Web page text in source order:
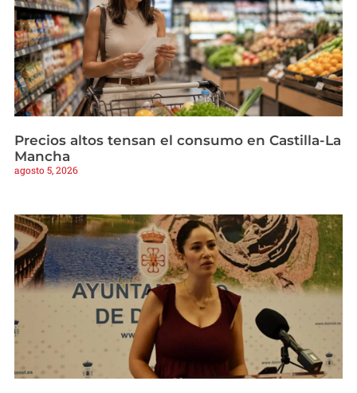
Precios altos tensan el consumo en Castilla-La
Mancha
agosto 5, 2026